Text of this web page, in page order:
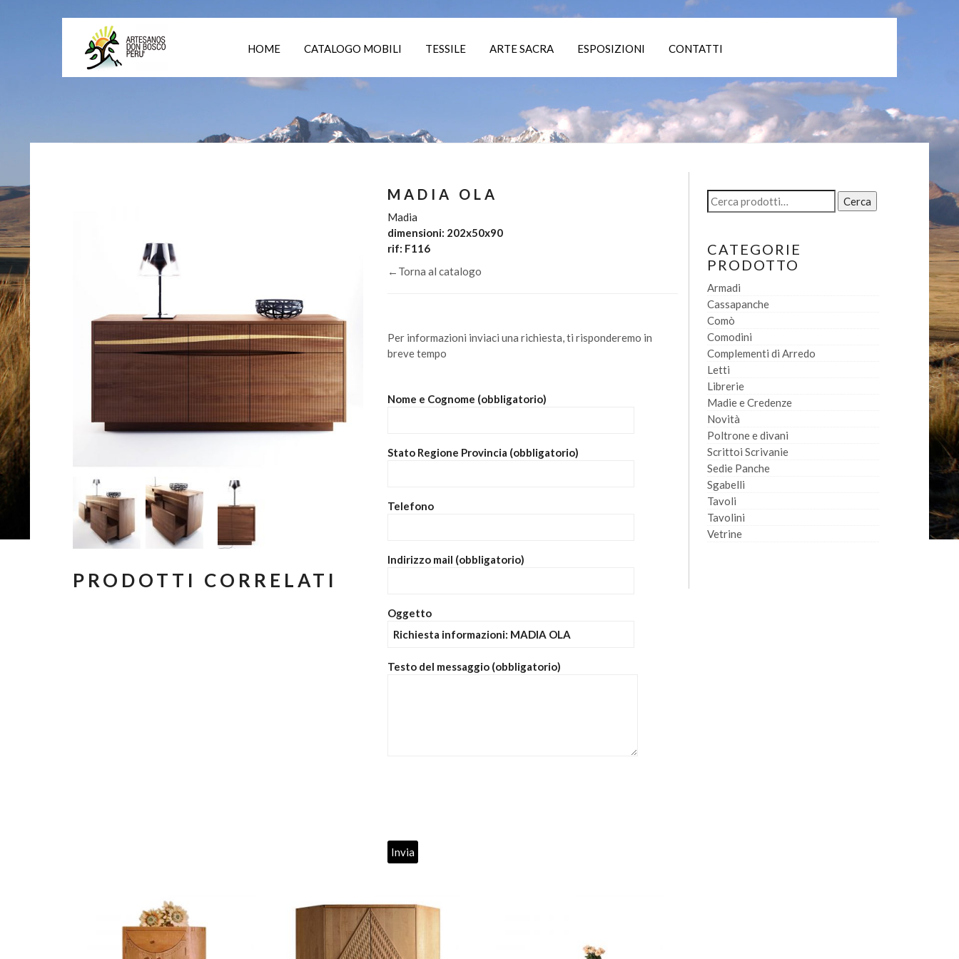
HOME CATALOGO MOBILI TESSILE ARTE SACRA ESPOSIZIONI CONTATTI
MADIA OLA
Madia
dimensioni: 202x50x90
rif: F116
←Torna al catalogo
Per informazioni inviaci una richiesta, ti risponderemo in
breve tempo
Nome e Cognome (obbligatorio)
Stato Regione Provincia (obbligatorio)
Telefono
Indirizzo mail (obbligatorio)
Oggetto
Testo del messaggio (obbligatorio)
PRODOTTI CORRELATI
Cerca: Cerca
CATEGORIE
PRODOTTO
Armadi
Cassapanche
Comò
Comodini
Complementi di Arredo
Letti
Librerie
Madie e Credenze
Novità
Poltrone e divani
Scrittoi Scrivanie
Sedie Panche
Sgabelli
Tavoli
Tavolini
Vetrine